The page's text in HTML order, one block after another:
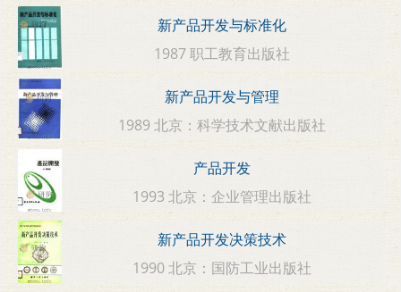
新产品开发与标准化
1987 职工教育出版社
新产品开发与管理
1989 北京：科学技术文献出版社
产品开发
1993 北京：企业管理出版社
新产品开发决策技术
1990 北京：国防工业出版社